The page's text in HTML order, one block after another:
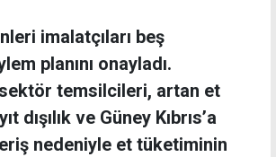
imalatçıları beş
planını onayladı.
temsilcileri, artan et
dışılık ve Güney Kıbrıs’a
nedeniyle et tüketiminin